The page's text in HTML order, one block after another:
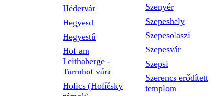
Hédervár
Hegyesd
Hegyestű
Hof am
Leithaberge -
Turmhof vára
Holics (Holíčsky
Szenyér
Szepeshely
Szepesolaszi
Szepesvár
Szepsi
Szerencs erődített
templom